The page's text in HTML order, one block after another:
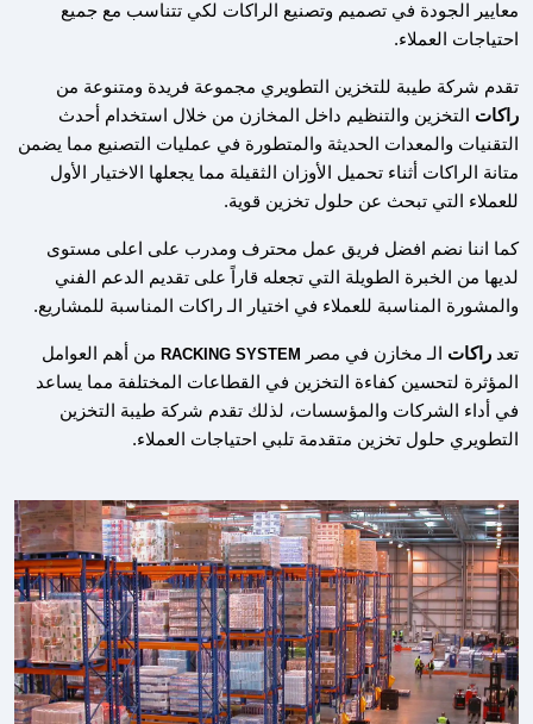
معايير الجودة في تصميم وتصنيع الراكات لكي تتناسب مع جميع
احتياجات العملاء.
تقدم شركة طيبة للتخزين التطويري مجموعة فريدة ومتنوعة من
راكات التخزين والتنظيم داخل المخازن من خلال استخدام أحدث
التقنيات والمعدات الحديثة والمتطورة في عمليات التصنيع مما يضمن
متانة الراكات أثناء تحميل الأوزان الثقيلة مما يجعلها الاختيار الأول
للعملاء التي تبحث عن حلول تخزين قوية.
كما اننا نضم افضل فريق عمل محترف ومدرب على اعلى مستوى
لديها من الخبرة الطويلة التي تجعله قاراً على تقديم الدعم الفني
والمشورة المناسبة للعملاء في اختيار الـ راكات المناسبة للمشاريع.
تعد راكات الـ مخازن في مصر RACKING SYSTEM من أهم العوامل
المؤثرة لتحسين كفاءة التخزين في القطاعات المختلفة مما يساعد
في أداء الشركات والمؤسسات، لذلك تقدم شركة طيبة التخزين
التطويري حلول تخزين متقدمة تلبي احتياجات العملاء.